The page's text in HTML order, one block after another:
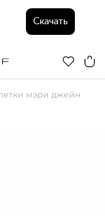
Скачать
мэри джейн